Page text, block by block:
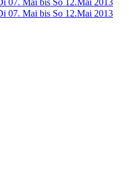
07. Mai bis So 12.Mai 2013
07. Mai bis So 12.Mai 2013